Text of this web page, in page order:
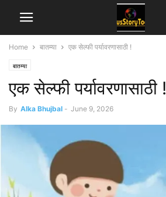
Home बातम्या एक सेल्फी पर्यावरणासाठी !
बातम्या
एक सेल्फी पर्यावरणासाठी !
By Alka Bhujbal - June 9, 2026